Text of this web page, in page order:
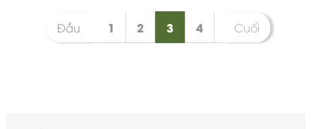
Đầu 1 2 3 4 Cuối